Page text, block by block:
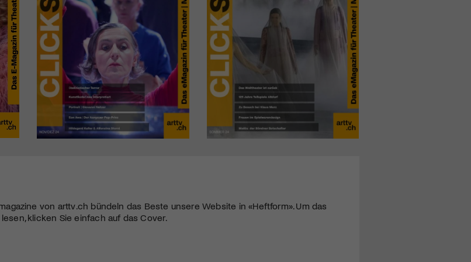
von arttv.ch bündeln das Beste unsere Website in «Heftform». Um das
klicken Sie einfach auf das Cover.